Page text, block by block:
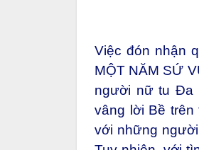
Việc đón nhận
MỘT NĂM SỨ
người nữ tu Đa
vâng lời Bề
với những